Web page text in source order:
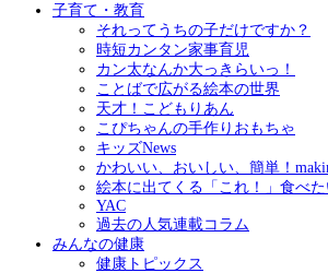
子育て・教育
それってうちの子だけですか？
時短カンタン家事育児
カン太なんか大っきらいっ！
ことばで広がる絵本の世界
天才！こどもりあん
こぴちゃんの手作りおもちゃ
キッズNews
かわいい、おいしい、簡単！
絵本に出てくる「これ！」食べ
YAC
過去の人気連載コラム
みんなの健康
健康トピックス